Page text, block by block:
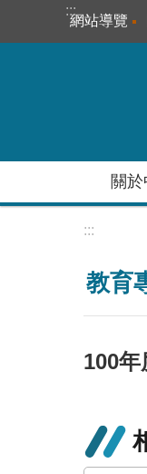
跳到主要內容區塊
:::
網站導覽
關
:::
教育
100